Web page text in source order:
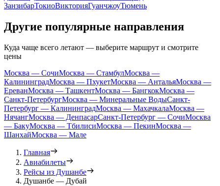
ЗанзибарТокиоВикторияГуанчжоуТюмень
Другие популярные направления
Куда чаще всего летают — выберите маршрут и смотрите
цены
Москва — СочиМосква — СтамбулМосква —
КалининградМосква — ПхукетМосква — АнтальяМосква —
ЕреванМосква — ТашкентМосква — БангкокМосква —
Санкт-ПетербургМосква — Минеральные ВодыСанкт-
Петербург — КалининградМосква — МахачкалаМосква —
НячангМосква — ДенпасарСанкт-Петербург — СочиМосква
— БакуМосква — ТбилисиМосква — ПекинМосква —
ШанхайМосква — Мале
Главная
Авиабилеты
Рейсы из Душанбе
Душанбе — Дубай